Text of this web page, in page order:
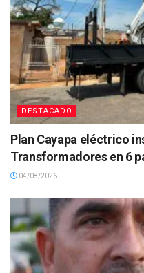
DESTACADO
Plan Cayapa eléctrico
Transformadores en 6
04/08/2026